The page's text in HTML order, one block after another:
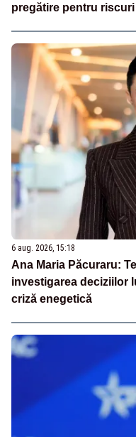
pregătire pentru riscuri
6 aug. 2026, 15:18
Ana Maria Păcuraru:
investigarea deciziilor
criză enegetică